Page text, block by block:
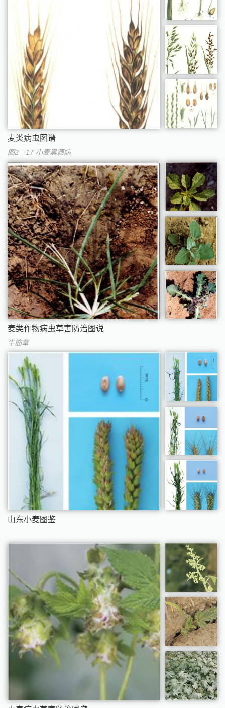
麦类病虫图谱
图2—17 小麦黑颖病
麦类作物病虫草害防治图说
牛筋草
山东小麦图鉴